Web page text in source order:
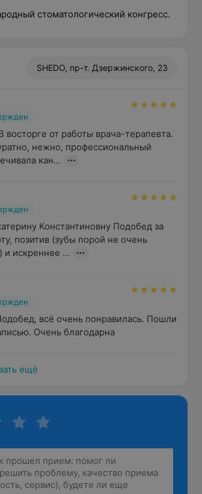
стоматологический конгресс.
SHEDO, пр-т. Дзержинского, 23
от работы врача-терапевта.
нежно, профессиональный
кан...
Константиновну Подобед за
позитив (зубы порой не очень
и искреннее ...
всё очень понравилась. Пошли
Очень благодарна
ещё